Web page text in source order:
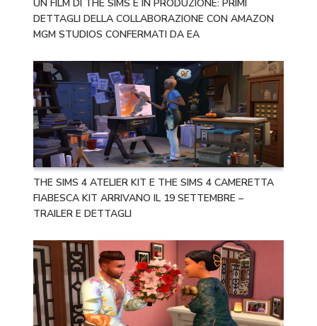
UN FILM DI THE SIMS È IN PRODUZIONE: PRIMI
DETTAGLI DELLA COLLABORAZIONE CON AMAZON
MGM STUDIOS CONFERMATI DA EA
THE SIMS 4 ATELIER KIT E THE SIMS 4 CAMERETTA
FIABESCA KIT ARRIVANO IL 19 SETTEMBRE –
TRAILER E DETTAGLI